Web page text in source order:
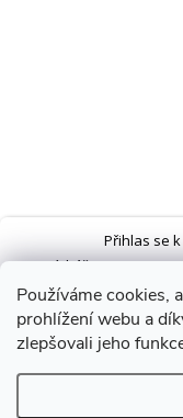
Používáme cookies,
prohlížení webu a
zlepšovali jeho
Přihlas se
ZískášSLEVU 5 %
novinkám,